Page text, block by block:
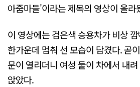
아줌마들'이라는 제목의 영상이 올라
이 영상에는 검은색 승용차가 비상
한가운데 멈춰 선 모습이 담겼다. 곧
문이 열리더니 여성 둘이 차에서 내
앉았다.